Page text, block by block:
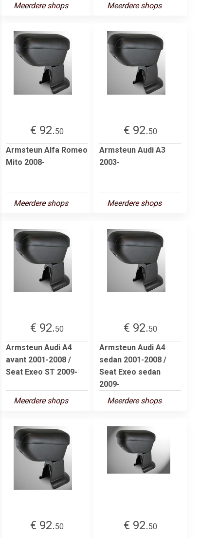
Meerdere shops Meerdere shops
€ 92.50
Armsteun Alfa Romeo
Mito 2008-
Meerdere shops
€ 92.50
Armsteun Audi A3
2003-
Meerdere shops
€ 92.50
Armsteun Audi A4
avant 2001-2008 /
Seat Exeo ST 2009-
Meerdere shops
€ 92.50
Armsteun Audi A4
sedan 2001-2008 /
Seat Exeo sedan
2009-
Meerdere shops
€ 92.50 € 92.50